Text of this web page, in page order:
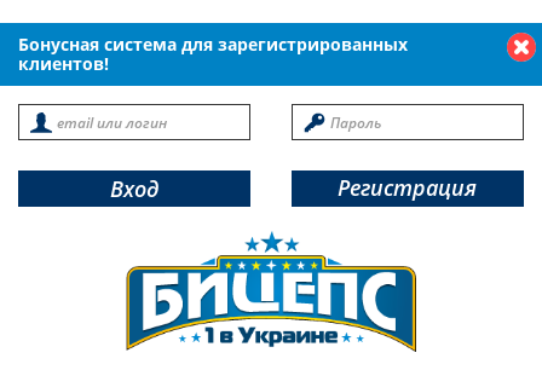
Бонусная система для зарегистрированных
клиентов!
Вход Регистрация